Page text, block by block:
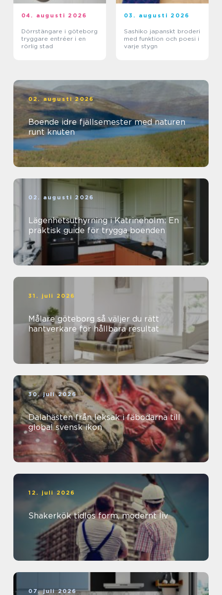
04. augusti 2026
Dörrstängare i göteborg
tryggare entréer i en
rörlig stad
03. augusti 2026
Sashiko japanskt broderi
med funktion och poesi i
varje stygn
02. augusti 2026
Boende idre fjällsemester med naturen
runt knuten
02. augusti 2026
Lägenhetsuthyrning i Katrineholm: En
praktisk guide för trygga boenden
31. juli 2026
Målare göteborg så väljer du rätt
hantverkare för hållbara resultat
30. juli 2026
Dalahästen från leksak i fäbodarna till
global svensk ikon
12. juli 2026
Shakerkök tidlös form, modernt liv
07. juli 2026